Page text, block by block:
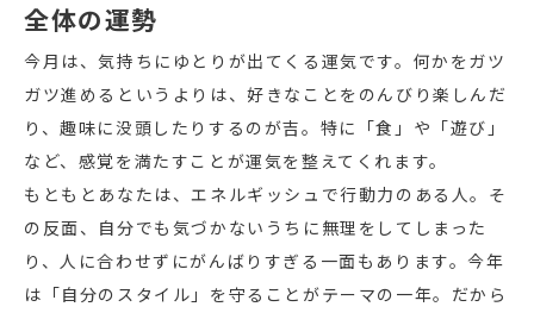
全体の運勢
今月は、気持ちにゆとりが出てくる運気です。何かをガツ
ガツ進めるというよりは、好きなことをのんびり楽しんだ
り、趣味に没頭したりするのが吉。特に「食」や「遊び」
など、感覚を満たすことが運気を整えてくれます。
もともとあなたは、エネルギッシュで行動力のある人。そ
の反面、自分でも気づかないうちに無理をしてしまった
り、人に合わせずにがんばりすぎる一面もあります。今年
は「自分のスタイル」を守ることがテーマの一年。だから